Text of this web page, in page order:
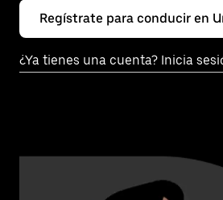
Regístrate para conducir en
¿Ya tienes una cuenta? Inicia